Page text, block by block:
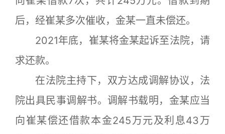
后，经崔某多次催收，金某一直未偿还。
2021年底，崔某将金某起诉至法院，请
求还款。
在法院主持下，双方达成调解协议，法
院出具民事调解书。调解书载明，金某应当
向崔某偿还借款本金245万元及利息43万